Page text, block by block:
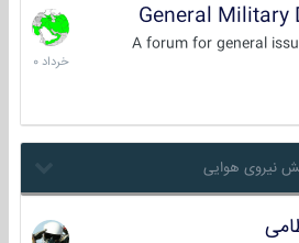
General
A forum for general
10
خرداد
1400
سه